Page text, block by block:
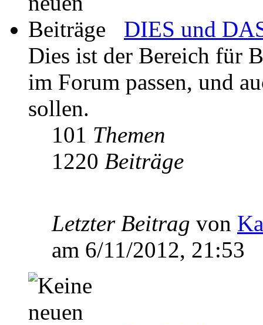
DIES und
Dies ist der Bereich für
im Forum passen, und
sollen.
101 Themen
1220 Beiträge
Letzter Beitrag von
am 6/11/2012, 21:53